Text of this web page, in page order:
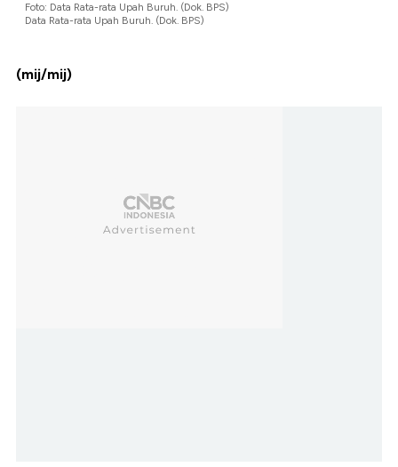
Foto: Data Rata-rata Upah Buruh. (Dok. BPS)
Data Rata-rata Upah Buruh. (Dok. BPS)
(mij/mij)